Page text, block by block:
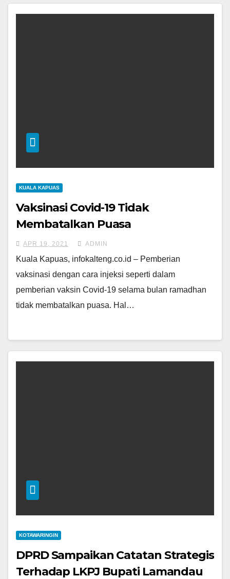
KUALA KAPUAS
Vaksinasi Covid-19 Tidak
Membatalkan Puasa
APR 19, 2021 ADMIN
Kuala Kapuas, infokalteng.co.id – Pemberian
vaksinasi dengan cara injeksi seperti dalam
pemberian vaksin Covid-19 selama bulan ramadhan
tidak membatalkan puasa. Hal…
KOTAWARINGIN
DPRD Sampaikan Catatan Strategis
Terhadap LKPJ Bupati Lamandau